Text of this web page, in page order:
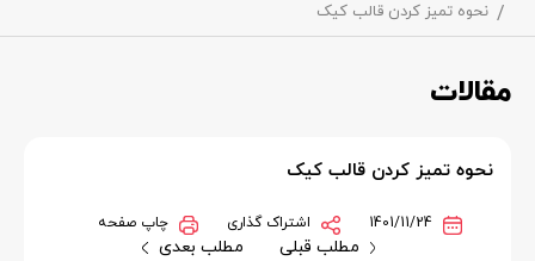
نحوه تمیز کردن قالب کیک
مقالات
نحوه تمیز کردن قالب کیک
اشتراک گذاری چاپ صفحه
مطلب قبلی مطلب بعدی